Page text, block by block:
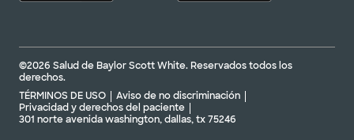
©2026 Salud de Baylor Scott White. Reservados todos los
derechos.
TÉRMINOS DE USO
Aviso de no discriminación
Privacidad y derechos del paciente
301 norte avenida washington, dallas, tx 75246